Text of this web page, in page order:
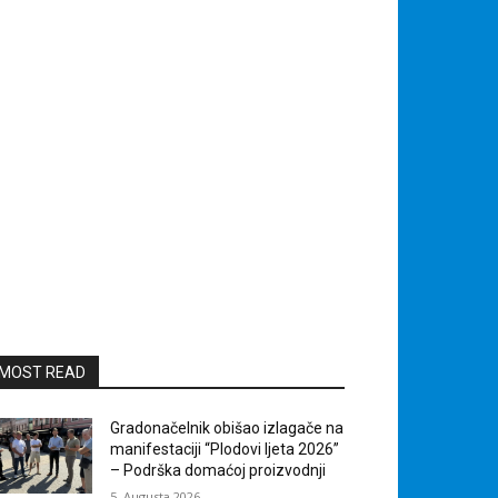
READ
Gradonačelnik obišao izlagače na
manifestaciji “Plodovi ljeta 2026”
– Podrška domaćoj proizvodnji